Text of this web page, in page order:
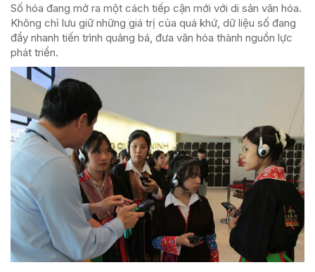
Số hóa đang mở ra một cách tiếp cận mới với di sản văn hóa.
Không chỉ lưu giữ những giá trị của quá khứ, dữ liệu số đang
đẩy nhanh tiến trình quảng bá, đưa văn hóa thành nguồn lực
phát triển.